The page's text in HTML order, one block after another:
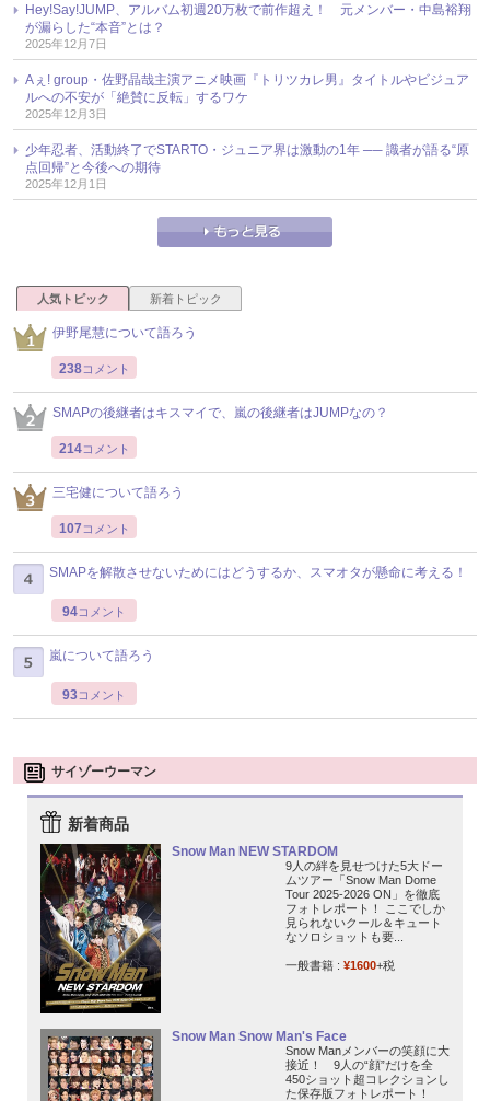
Hey!Say!JUMP、アルバム初週20万枚で前作超え！ 元メンバー・中島裕翔
が漏らした“本音”とは？
2025年12月7日
Aぇ! group・佐野晶哉主演アニメ映画『トリツカレ男』タイトルやビジュア
ルへの不安が「絶賛に反転」するワケ
2025年12月3日
少年忍者、活動終了でSTARTO・ジュニア界は激動の1年 ── 識者が語る“原
点回帰”と今後への期待
2025年12月1日
人気トピック 新着トピック
伊野尾慧について語ろう
238コメント
SMAPの後継者はキスマイで、嵐の後継者はJUMPなの？
214コメント
三宅健について語ろう
107 コメント
SMAPを解散させないためにはどうするか、スマオタが懸命に考える！
94コメント
嵐について語ろう
93コメント
サイゾーウーマン
新着商品
Snow Man NEW STARDOM
9人の絆を見せつけた5大ドー
ムツアー「Snow Man Dome
Tour 2025-2026 ON」を徹底
フォトレポート！ ここでしか
見られないクール＆キュート
なソロショットも要...
一般書籍 : ¥1600+税
Snow Man Snow Man's Face
Snow Manメンバーの笑顔に大
接近！ 9人の“顔”だけを全
450ショット超コレクションし
た保存版フォトレポート！